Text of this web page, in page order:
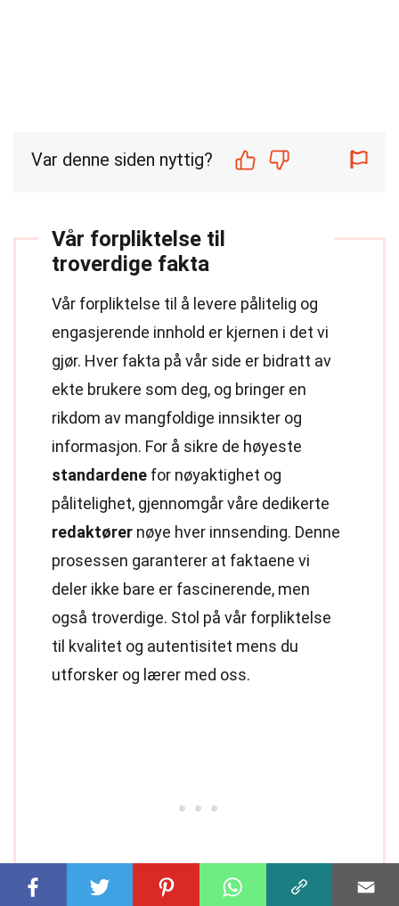
Var denne siden nyttig?
Vår forpliktelse til
troverdige fakta
Vår forpliktelse til å levere pålitelig og
engasjerende innhold er kjernen i det vi
gjør. Hver fakta på vår side er bidratt av
ekte brukere som deg, og bringer en
rikdom av mangfoldige innsikter og
informasjon. For å sikre de høyeste
standardene for nøyaktighet og
pålitelighet, gjennomgår våre dedikerte
redaktører nøye hver innsending. Denne
prosessen garanterer at faktaene vi
deler ikke bare er fascinerende, men
også troverdige. Stol på vår forpliktelse
til kvalitet og autentisitet mens du
utforsker og lærer med oss.